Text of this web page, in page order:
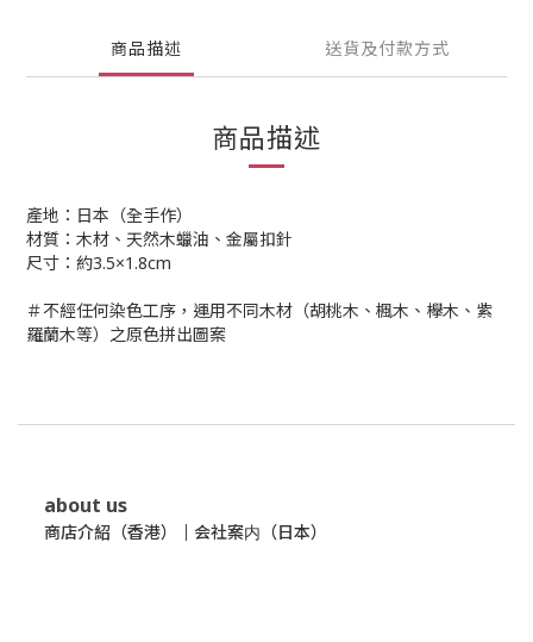
商品描述 送貨及付款方式
商品描述
產地：日本（全手作）
材質：木材、天然木蠟油、金屬扣針
尺寸：約3.5×1.8cm
＃不經任何染色工序，運用不同木材（胡桃木、楓木、欅木、紫
羅蘭木等）之原色拼出圖案
about us
商店介紹（香港） 会社案内（日本）